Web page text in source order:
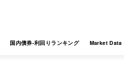
国内債券-利回りランキング Market Data